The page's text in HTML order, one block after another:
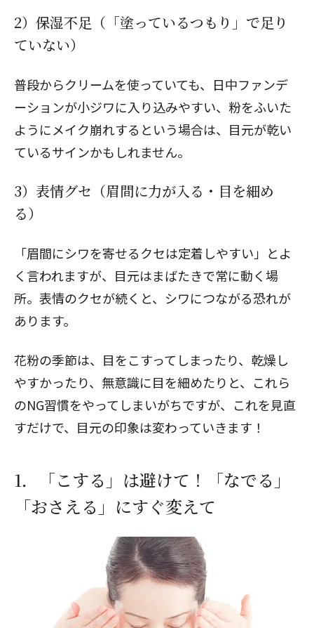
2）保湿不足（「塗っているつもり」で足り
ていない）
普段からクリームを使っていても、日中ファンデ
ーションが小ジワに入り込みやすい、粉をふいた
ようにメイク崩れするという場合は、目元が乾い
ているサインかもしれません。
3）表情グセ（眉間に力が入る・目を細め
る）
「眉間にシワを寄せるクセは定着しやすい」とよ
く言われますが、目元はまばたきで常に動く場
所。表情のクセが続くと、シワにつながる恐れが
あります。
花粉の季節は、目をこすってしまったり、乾燥し
やすかったり、無意識に目を細めたりと、これら
のNG習慣をやってしまいがちですが、これを見直
すだけで、目元の印象は変わっていきます！
1．「こする」は避けて！「なでる」
「おさえる」にすぐ変えて